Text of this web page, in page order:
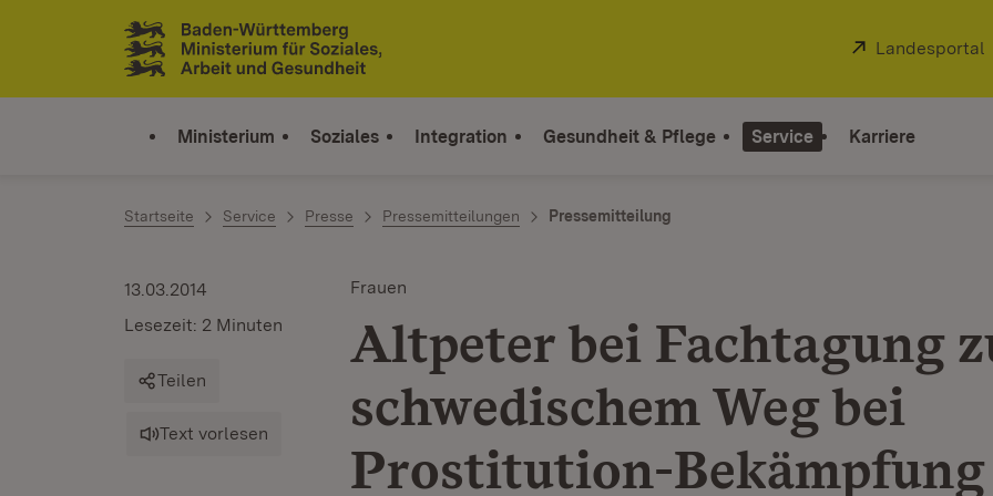
Zum Inhalt springen
Link zur Startseite
Extern:
Landesportal
Ministerium Soziales Integration Gesundheit & Pflege Service Karriere
Startseite Service Presse Pressemitteilungen Pressemitteilung
Frauen
Altpeter bei Fachtagung
schwedischem Weg bei
Prostitution-Bekämpfung
13.03.2014
Lesezeit: 2 Minuten
Teilen
Text vorlesen